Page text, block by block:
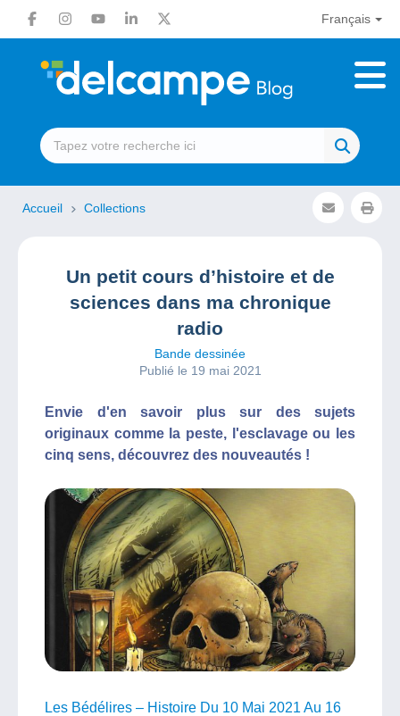
Français
Accueil Collections
Un petit cours d’histoire et de
sciences dans ma chronique
radio
Bande dessinée
Publié le 19 mai 2021
Envie d'en savoir plus sur des sujets
originaux comme la peste, l'esclavage ou les
cinq sens, découvrez des nouveautés !
Les Bédélires – Histoire Du 10 Mai 2021 Au 16